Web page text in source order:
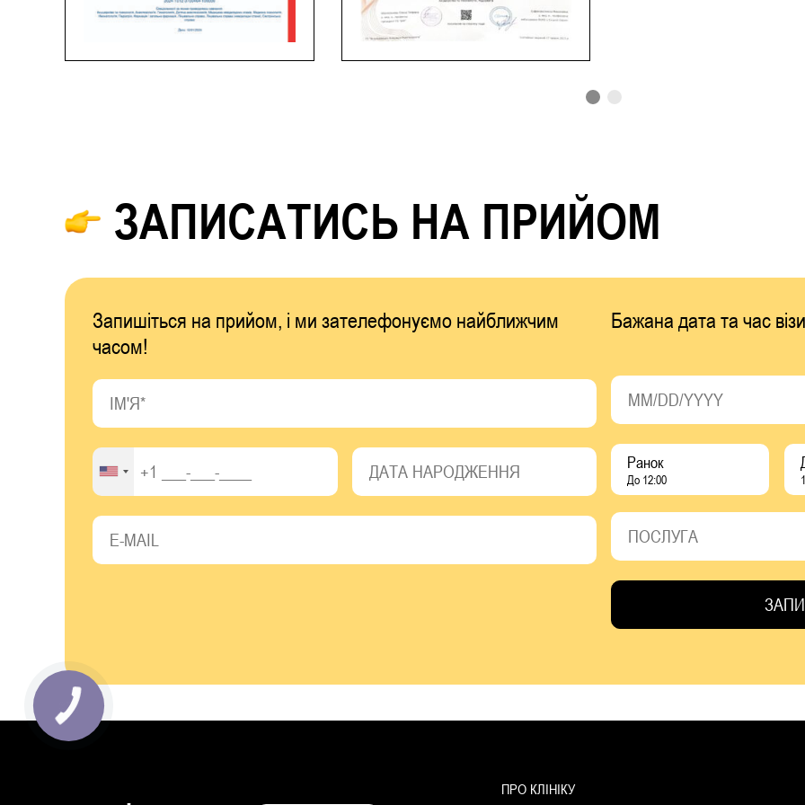
ЗАПИСАТИСЬ НА ПРИЙОМ
Запишіться на прийом, і ми зателефонуємо найближчим
часом!
Бажана дата та час
Ранок
До 12:00
ПРО КЛІНІКУ